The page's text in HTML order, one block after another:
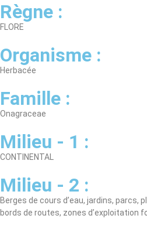
Règne :
FLORE
Organisme :
Herbacée
Famille :
Onagraceae
Milieu - 1 :
CONTINENTAL
Milieu - 2 :
Berges de cours d’eau, jardins, parcs,
bords de routes, zones d’exploitation